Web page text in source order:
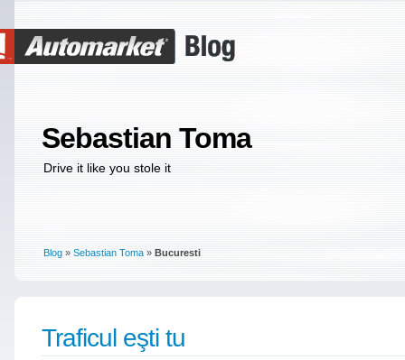
Sebastian Toma
Drive it like you stole it
Blog » Sebastian Toma » Bucuresti
Traficul eşti tu